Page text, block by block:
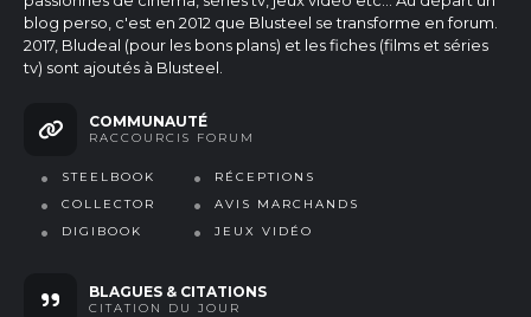
blog perso, c'est en 2012 que Blusteel se transforme en forum.
2017, Bludeal (pour les bons plans) et les fiches (films et séries
tv) sont ajoutés à Blusteel.
COMMUNAUTÉ
RACCOURCIS FORUM
STEELBOOK
COLLECTOR
DIGIBOOK
RÉCEPTIONS
AVIS MARCHANDS
JEUX VIDÉO
BLAGUES & CITATIONS
CITATION DU JOUR